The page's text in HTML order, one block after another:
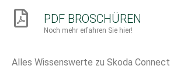
PDF BROSCHÜREN
Noch mehr erfahren Sie hier!
Alles Wissenswerte zu Skoda Connect